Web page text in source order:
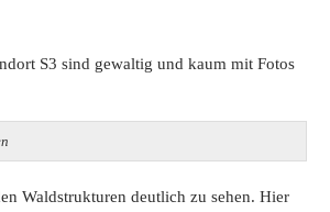
S3 sind gewaltig und kaum mit Fotos
Waldstrukturen deutlich zu sehen. Hier